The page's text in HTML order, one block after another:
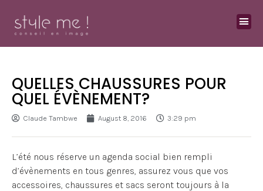
QUELLES CHAUSSURES POUR
QUEL ÉVÈNEMENT?
Claude Tambwe August 8, 2016 3:29 pm
L’été nous réserve un agenda social bien rempli
d’évènements en tous genres, assurez vous que vos
accessoires, chaussures et sacs seront toujours à la